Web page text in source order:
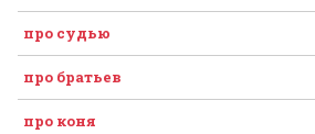
про судью
про братьев
про коня